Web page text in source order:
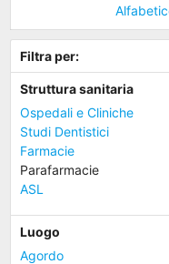
Filtra per:
Struttura sanitaria
Ospedali e Cliniche
Studi Dentistici
Farmacie
Parafarmacie
ASL
Luogo
Agordo